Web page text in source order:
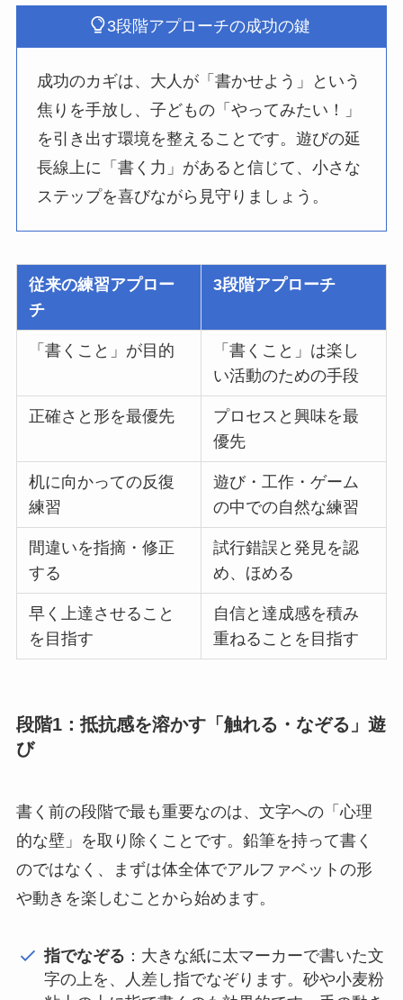
3段階アプローチの成功の鍵
成功のカギは、大人が「書かせよう」という
焦りを手放し、子どもの「やってみたい！」
を引き出す環境を整えることです。遊びの延
長線上に「書く力」があると信じて、小さな
ステップを喜びながら見守りましょう。
従来の練習アプロー
チ
3段階アプローチ
「書くこと」が目的
「書くこと」は楽し
い活動のための手段
正確さと形を最優先
プロセスと興味を最
優先
机に向かっての反復
練習
遊び・工作・ゲーム
の中での自然な練習
間違いを指摘・修正
する
試行錯誤と発見を認
め、ほめる
早く上達させること
を目指す
自信と達成感を積み
重ねることを目指す
段階1：抵抗感を溶かす「触れる・なぞる」遊
び
書く前の段階で最も重要なのは、文字への「心理
的な壁」を取り除くことです。鉛筆を持って書く
のではなく、まずは体全体でアルファベットの形
や動きを楽しむことから始めます。
指でなぞる ：大きな紙に太マーカーで書いた文
字の上を、人差し指でなぞります。砂や小麦粉